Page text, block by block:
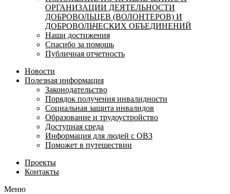
ОРГАНИЗАЦИИ ДЕЯТЕЛЬНОСТИ
ДОБРОВОЛЬЦЕВ (ВОЛОНТЕРОВ) И
ДОБРОВОЛЬЧЕСКИХ ОБЪЕДИНЕНИЙ
Наши достижения
Спасибо за помощь
Публичная отчетность
Новости
Полезная информация
Законодательство
Порядок получения инвалидности
Социальная защита инвалидов
Образование и трудоустройство
Доступная среда
Информация для людей с ОВЗ
Поможет в путешествии
Проекты
Контакты
Меню